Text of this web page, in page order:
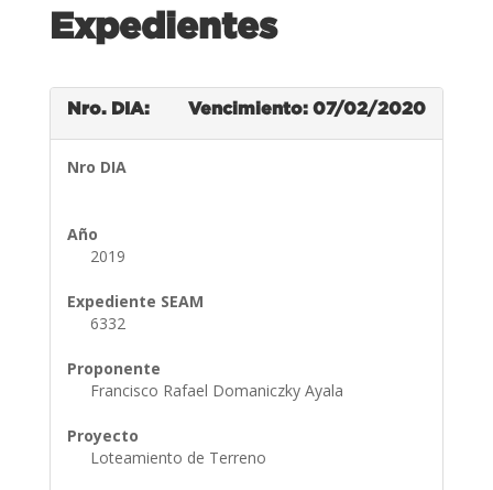
Expedientes
Nro. DIA: Vencimiento: 07/02/2020
Nro DIA
Año
2019
Expediente SEAM
6332
Proponente
Francisco Rafael Domaniczky Ayala
Proyecto
Loteamiento de Terreno